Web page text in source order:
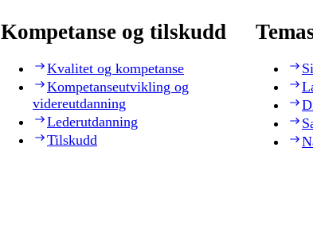
Kompetanse og tilskudd
Kvalitet og kompetanse
Kompetanseutvikling og
videreutdanning
Lederutdanning
Tilskudd